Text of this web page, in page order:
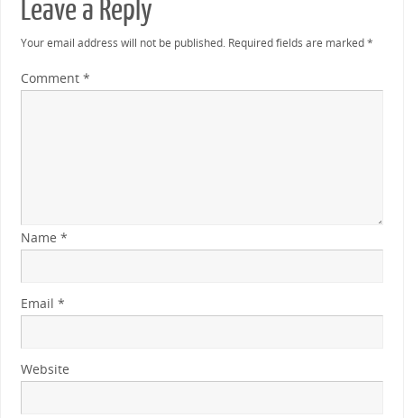
Leave a Reply
Your email address will not be published. Required fields are marked*
Comment *
Name *
Email *
Website